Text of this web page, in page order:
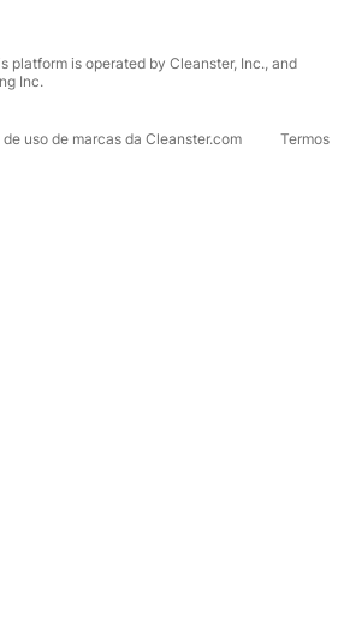
platform is operated by Cleanster, Inc., and
Inc.
de uso de marcas da Cleanster.com Termos